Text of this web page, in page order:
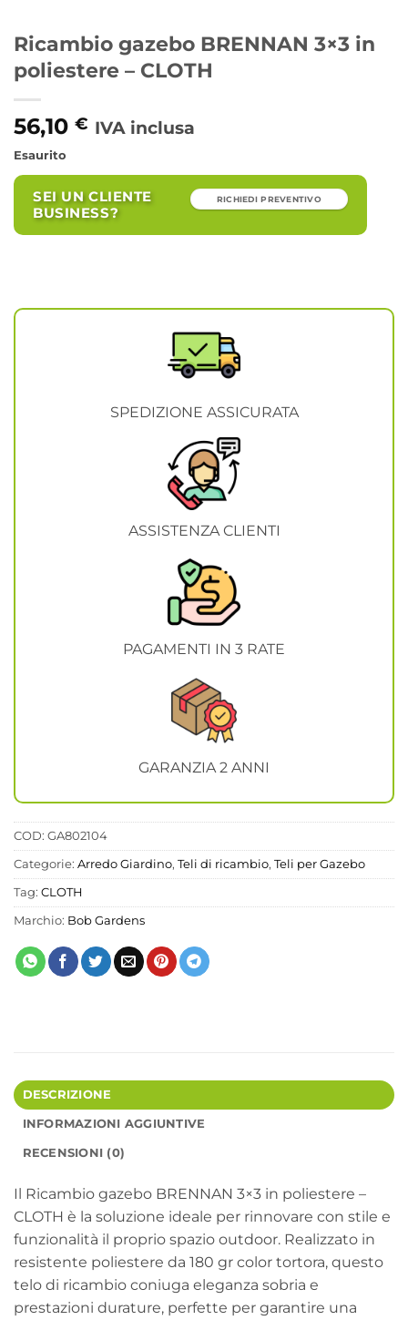
Ricambio gazebo BRENNAN 3×3 in
poliestere – CLOTH
56,10 € IVA inclusa
Esaurito
SEI UN CLIENTE
BUSINESS?
RICHIEDI PREVENTIVO
SPEDIZIONE ASSICURATA
ASSISTENZA CLIENTI
PAGAMENTI IN 3 RATE
GARANZIA 2 ANNI
COD: GA802104
Categorie: Arredo Giardino, Teli di ricambio, Teli per Gazebo
Tag: CLOTH
Marchio: Bob Gardens
DESCRIZIONE
INFORMAZIONI AGGIUNTIVE
RECENSIONI (0)
Il Ricambio gazebo BRENNAN 3×3 in poliestere –
CLOTH è la soluzione ideale per rinnovare con stile e
funzionalità il proprio spazio outdoor. Realizzato in
resistente poliestere da 180 gr color tortora, questo
telo di ricambio coniuga eleganza sobria e
prestazioni durature, perfette per garantire una